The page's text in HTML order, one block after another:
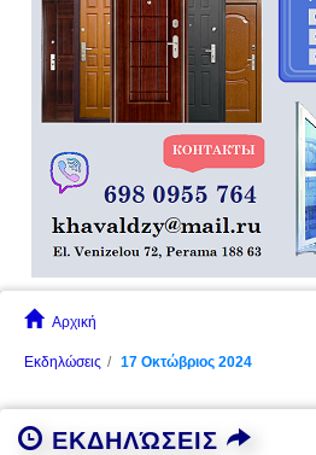
Αρχική
Εκδηλώσεις 17 Οκτώβριος 2024
ΕΚΔΗΛΏΣΕΙΣ